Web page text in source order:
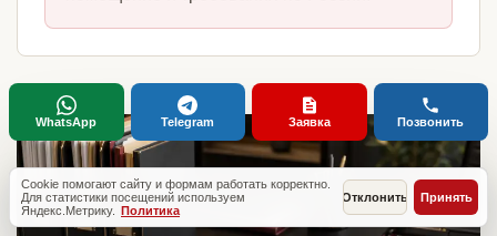
Cookie помогают сайту и формам работать корректно.
Для статистики посещений используем
Яндекс.Метрику. Политика
Отклонить Принять
WhatsApp Telegram Заявка Позвонить